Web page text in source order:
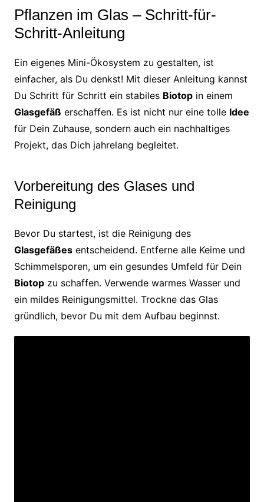
Pflanzen im Glas – Schritt-für-
Schritt-Anleitung
Ein eigenes Mini-Ökosystem zu gestalten, ist
einfacher, als Du denkst! Mit dieser Anleitung kannst
Du Schritt für Schritt ein stabiles Biotopin einem
Glasgefäß erschaffen. Es ist nicht nur eine tolle Idee
für Dein Zuhause, sondern auch ein nachhaltiges
Projekt, das Dich jahrelang begleitet.
Vorbereitung des Glases und
Reinigung
Bevor Du startest, ist die Reinigung des
Glasgefäßesentscheidend. Entferne alle Keime und
Schimmelsporen, um ein gesundes Umfeld für Dein
Biotopzu schaffen. Verwende warmes Wasser und
ein mildes Reinigungsmittel. Trockne das Glas
gründlich, bevor Du mit dem Aufbau beginnst.